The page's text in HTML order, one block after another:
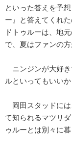
といった答えを予
ー』と答えてくれ
ドトゥルーは、地
で、夏はファンの
ニンジンが大好き
ルといってもいいか
岡田スタッドには
て知られるマツリ
ゥルーとは別々に